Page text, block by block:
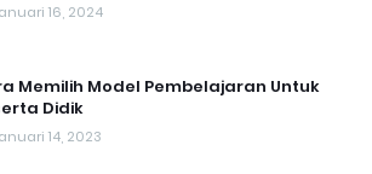
16, 2024
Memilih Model Pembelajaran Untuk
Didik
14, 2023